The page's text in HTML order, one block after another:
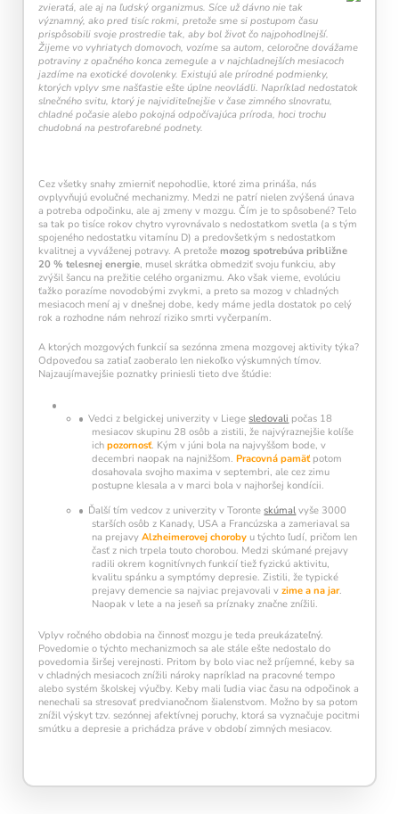
každý deň navyše pomáha vašej mysli zostať
aktívnou a v kondícii.
Kalendár sleduje vašu dennú tréningovú
aktivitu:
Modré políčko:Bez tréningu
Oranžové políčko:Farba ukazuje intenzitu
tréningu, ako svietivosť žiarovky.
1 cvičenie = 20 % intenzity
5 cvičení = 100 % intenzity
1 2 3 4 5
Pravidelný krátky tréningpodporuje
zvieratá, ale aj na ľudský organizmus. Síce už dávno nie tak
významný, ako pred tisíc rokmi, pretože sme si postupom času
prispôsobili svoje prostredie tak, aby bol život čo najpohodlnejší.
Žijeme vo vyhriatych domovoch, vozíme sa autom, celoročne dovážame
potraviny z opačného konca zemegule a v najchladnejších mesiacoch
jazdíme na exotické dovolenky. Existujú ale prírodné podmienky,
ktorých vplyv sme našťastie ešte úplne neovládli. Napríklad nedostatok
slnečného svitu, ktorý je najviditeľnejšie v čase zimného slnovratu,
chladné počasie alebo pokojná odpočívajúca príroda, hoci trochu
chudobná na pestrofarebné podnety.
Cez všetky snahy zmierniť nepohodlie, ktoré zima prináša, nás
ovplyvňujú evolučné mechanizmy. Medzi ne patrí nielen zvýšená únava
a potreba odpočinku, ale aj zmeny v mozgu. Čím je to spôsobené? Telo
sa tak po tisíce rokov chytro vyrovnávalo s nedostatkom svetla (a s tým
spojeného nedostatku vitamínu D) a predovšetkým s nedostatkom
kvalitnej a vyváženej potravy. A pretože mozog spotrebúva približne
20 % telesnej energie, musel skrátka obmedziť svoju funkciu, aby
zvýšil šancu na prežitie celého organizmu. Ako však vieme, evolúciu
ťažko porazíme novodobými zvykmi, a preto sa mozog v chladných
mesiacoch mení aj v dnešnej dobe, kedy máme jedla dostatok po celý
rok a rozhodne nám nehrozí riziko smrti vyčerpaním.
A ktorých mozgových funkcií sa sezónna zmena mozgovej aktivity týka?
Odpoveďou sa zatiaľ zaoberalo len niekoľko výskumných tímov.
Najzaujímavejšie poznatky priniesli tieto dve štúdie:
Vedci z belgickej univerzity v Liegesledovali počas 18
mesiacov skupinu 28 osôb a zistili, že najvýraznejšie kolíše
ich pozornosť. Kým v júni bola na najvyššom bode, v
decembri naopak na najnižšom. Pracovná pamäťpotom
dosahovala svojho maxima v septembri, ale cez zimu
postupne klesala a v marci bola v najhoršej kondícii.
Ďalší tím vedcov z univerzity v Toronteskúmal vyše 3000
starších osôb z Kanady, USA a Francúzska a zameriaval sa
na prejavy Alzheimerovej choroby u týchto ľudí, pričom len
časť z nich trpela touto chorobou. Medzi skúmané prejavy
radili okrem kognitívnych funkcií tiež fyzickú aktivitu,
kvalitu spánku a symptómy depresie. Zistili, že typické
prejavy demencie sa najviac prejavovali v zime a na jar.
Naopak v lete a na jeseň sa príznaky značne znížili.
Vplyv ročného obdobia na činnosť mozgu je teda preukázateľný.
Povedomie o týchto mechanizmoch sa ale stále ešte nedostalo do
povedomia širšej verejnosti. Pritom by bolo viac než príjemné, keby sa
v chladných mesiacoch znížili nároky napríklad na pracovné tempo
alebo systém školskej výučby. Keby mali ľudia viac času na odpočinok a
nenechali sa stresovať predvianočnom šialenstvom. Možno by sa potom
znížil výskyt tzv. sezónnej afektívnej poruchy, ktorá sa vyznačuje pocitmi
smútku a depresie a prichádza práve v období zimných mesiacov.